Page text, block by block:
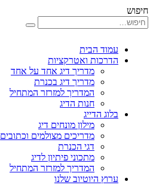
חיפוש
עמוד הבית
הדרכות ואטרקציות
מדריך דיג אחד על אחד
מדריך דיג בכנרת
המדריך למזרזר המתחיל
חנות הדיג
בלוג הדייג
מילון מונחים דיג
מדריכים מצולמים וכתובים
דגי הכנרת
מתכוני פיתיון לדיג
המדריך למזרזר המתחיל
ערוץ היוטיוב שלנו